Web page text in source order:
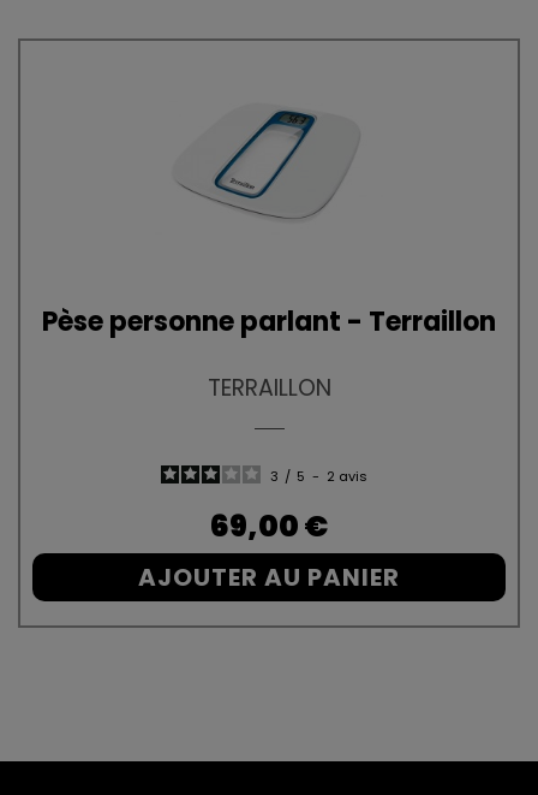
Pèse personne parlant - Terraillon
TERRAILLON
3 / 5 - 2 avis
Prix
69,00 €
AJOUTER AU PANIER